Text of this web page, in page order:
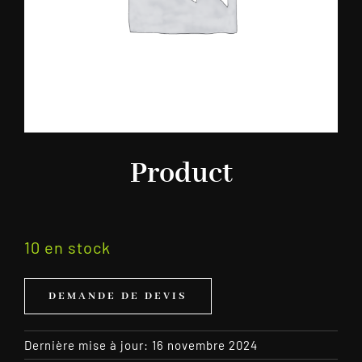
Product
10 en stock
DEMANDE DE DEVIS
Dernière mise à jour: 16 novembre 2024